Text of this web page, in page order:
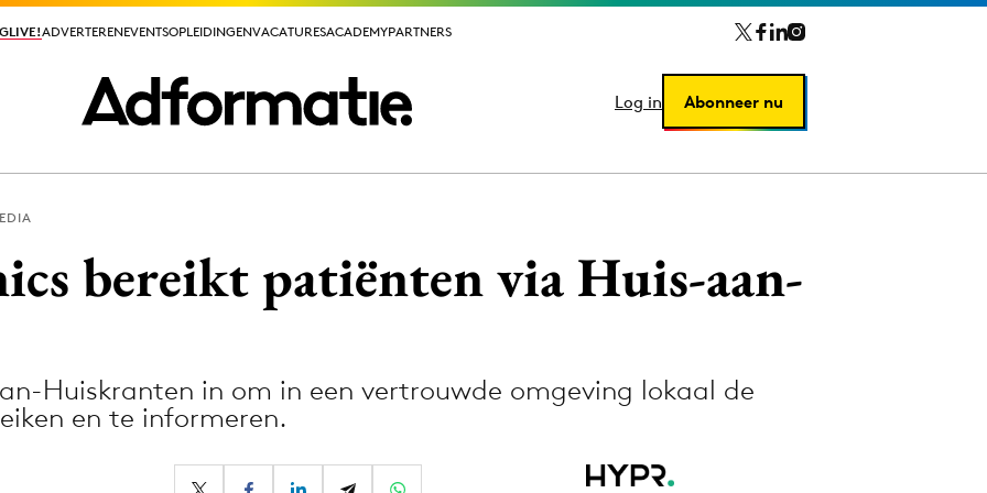
ADVERTERENEVENTSOPLEIDINGENVACATURESACADEMYPARTNERS
Log in Abonneer nu
ADVERTERENEVENTSOPLEIDINGENVACATURESACADEMYPARTNERS
Log in Abonneer nu
Media
Merkstrategie
PR
bereikt patiënten via Huis-aan-
Huiskranten in om in een vertrouwde omgeving lokaal de
en te informeren.